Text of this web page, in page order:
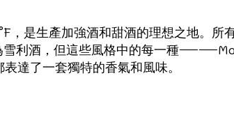
是生產加強酒和甜酒的理想之地。所
雪利酒，但這些風格中的每一種
了一套獨特的香氣和風味。